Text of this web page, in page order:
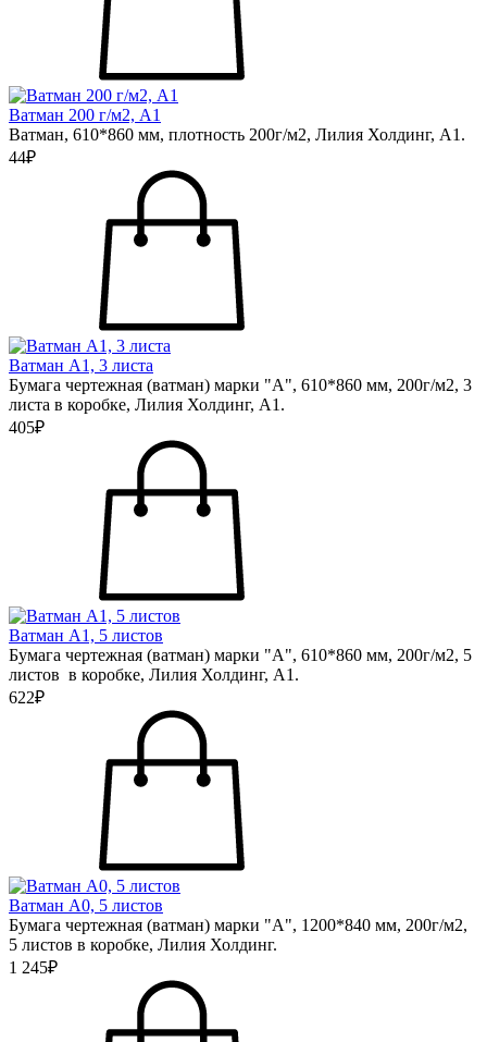
Ватман 200 г/м2, А1
Ватман, 610*860 мм, плотность 200г/м2, Лилия Холдинг, А1.
44₽
Ватман А1, 3 листа
Бумага чертежная (ватман) марки "А", 610*860 мм, 200г/м2, 3
листа в коробке, Лилия Холдинг, А1.
405₽
Ватман А1, 5 листов
Бумага чертежная (ватман) марки "А", 610*860 мм, 200г/м2, 5
листов в коробке, Лилия Холдинг, А1.
622₽
Ватман А0, 5 листов
Бумага чертежная (ватман) марки "А", 1200*840 мм, 200г/м2,
5 листов в коробке, Лилия Холдинг.
1 245₽